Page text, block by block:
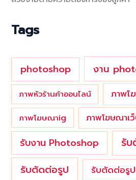
Tags
photoshop งาน
ภาพหัวร้านค้าออนไลน์ ภาพโ
ภาพโฆษณาig ภาพโฆษณาเ
รับงาน Photoshop
รั
รับตัดต่อรูป
รับตัดต่อรู